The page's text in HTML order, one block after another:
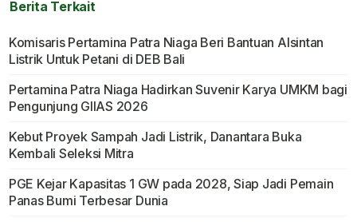
Berita Terkait
Komisaris Pertamina Patra Niaga Beri Bantuan Alsintan
Listrik Untuk Petani di DEB Bali
Pertamina Patra Niaga Hadirkan Suvenir Karya UMKM bagi
Pengunjung GIIAS 2026
Kebut Proyek Sampah Jadi Listrik, Danantara Buka
Kembali Seleksi Mitra
PGE Kejar Kapasitas 1 GW pada 2028, Siap Jadi Pemain
Panas Bumi Terbesar Dunia